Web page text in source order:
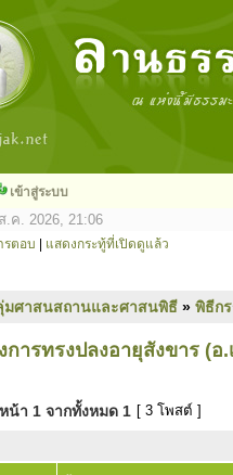
เข้าสู่ระบบ
.ค. 2026, 21:06
รตอบ แสดงกระทู้ที่เปิดดูแล้ว
มศาสนสถานและศาสนพิธี » พิธีก
การทรงปลงอายุสังขาร (
หน้า 1 จากทั้งหมด 1 [ 3 โพสต์ ]